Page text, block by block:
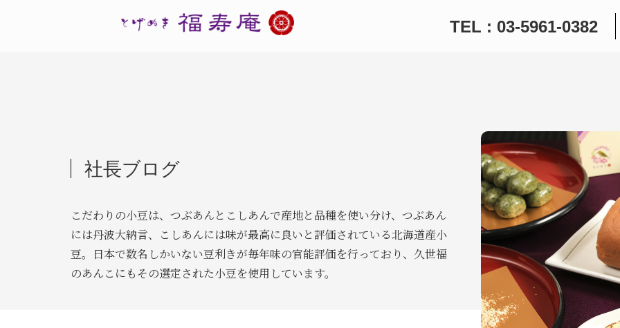
TEL : 03-5961-0382
社長ブログ
こだわりの小豆は、つぶあんとこしあんで産地と品種を使い分け、つぶあん
には丹波大納言、こしあんには味が最高に良いと評価されている北海道産小
豆。日本で数名しかいない豆利きが毎年味の官能評価を行っており、久世福
のあんこにもその選定された小豆を使用しています。